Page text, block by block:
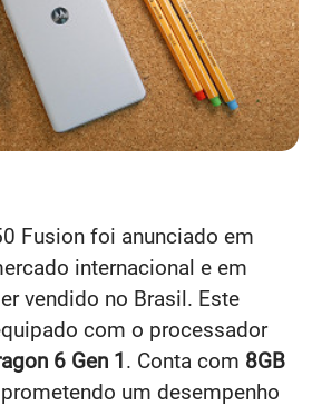
Fusion foi anunciado em
internacional e em
vendido no Brasil. Este
com o processador
6 Gen 1. Conta com 8GB
um desempenho